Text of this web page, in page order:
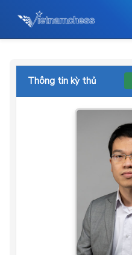
Thông tin kỳ thủ